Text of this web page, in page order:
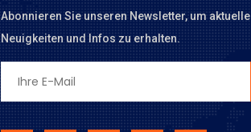
Abonnieren Sie unseren Newsletter, um aktuelle
Neuigkeiten und Infos zu erhalten.